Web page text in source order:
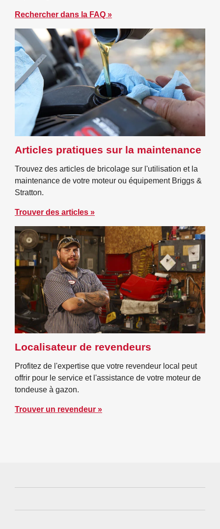
Rechercher dans la FAQ »
Articles pratiques sur la maintenance
Trouvez des articles de bricolage sur l'utilisation et la
maintenance de votre moteur ou équipement Briggs &
Stratton.
Trouver des articles »
Localisateur de revendeurs
Profitez de l'expertise que votre revendeur local peut
offrir pour le service et l'assistance de votre moteur de
tondeuse à gazon.
Trouver un revendeur »